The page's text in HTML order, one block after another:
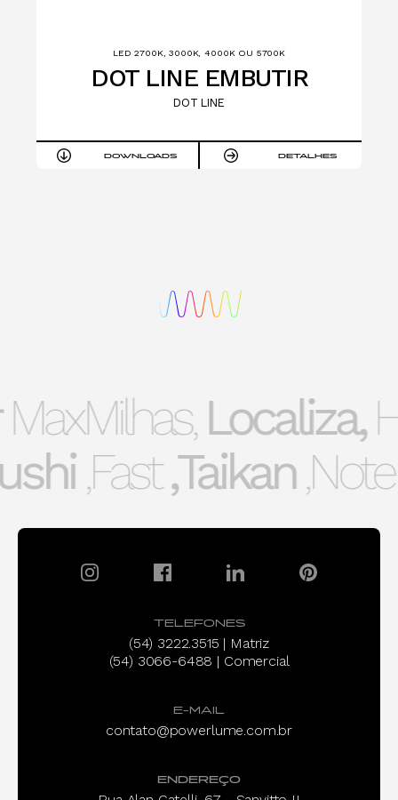
LED 2700K, 3000K, 4000K OU 5700K
DOT LINE EMBUTIR
DOT LINE
DOWNLOADS DETALHES
MaxMilhas,Localiza,
Note,
Taikan,
Fast,
TELEFONES
(54) 3222.3515 | Matriz
(54) 3066-6488 | Comercial
ENDEREÇO
E-MAIL
contato@powerlume.com.br